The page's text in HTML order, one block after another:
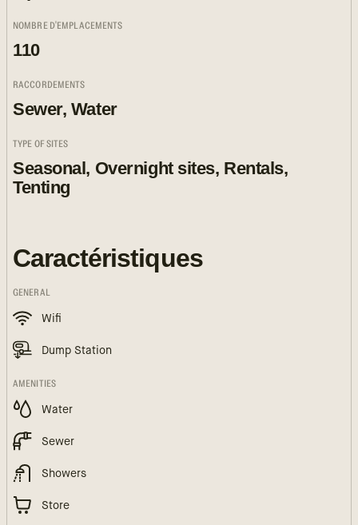
NOMBRE D'EMPLACEMENTS
110
RACCORDEMENTS
Sewer, Water
TYPE OF SITES
Seasonal, Overnight sites, Rentals,
Tenting
Caractéristiques
GENERAL
Wifi
Dump Station
AMENITIES
Water
Sewer
Showers
Store